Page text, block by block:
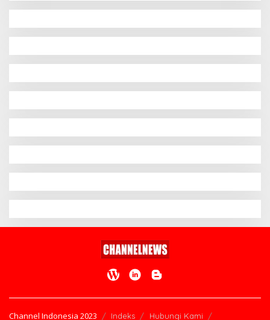
Channel Indonesia 2023 Indeks Hubungi Kami